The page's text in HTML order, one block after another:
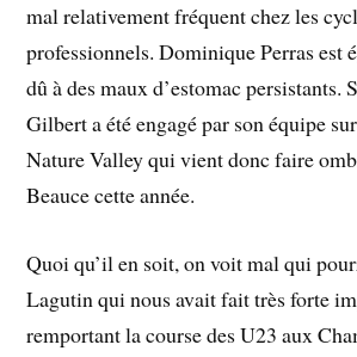
mal relativement fréquent chez les
professionnels. Dominique Perras est
dû à des maux d’estomac persistants.
Gilbert a été engagé par son équipe
Nature Valley qui vient donc faire
Beauce cette année.
Quoi qu’il en soit, on voit mal qui
Lagutin qui nous avait fait très forte
remportant la course des U23 aux